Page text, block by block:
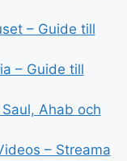
– Guide till
– Guide till
Ahab och
– Streama